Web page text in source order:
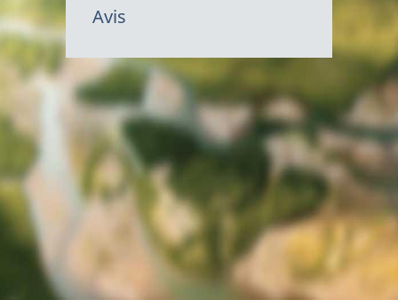
Avis
Canada